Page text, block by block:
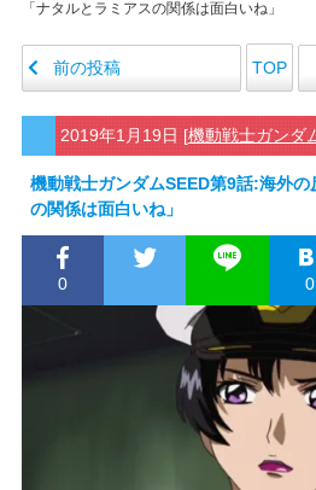
「ナタルとラミアスの関係は面白いね」
前の投稿 TOP
2019年1月19日 [機動戦士ガンダ
機動戦士ガンダムSEED第9話:海外
の関係は面白いね」
0 0